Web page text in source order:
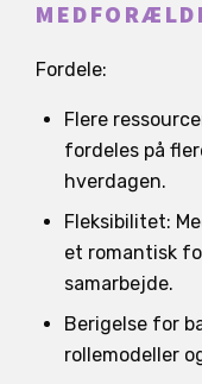
Fordele:
Flere
fordeles på
hverdagen.
Fleksibilitet:
et romantisk
samarbejde.
Berigelse for
rollemodeller